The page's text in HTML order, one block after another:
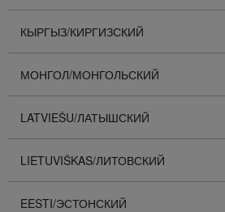
КЫРГЫЗ/КИРГИЗСКИЙ
МОНГОЛ/МОНГОЛЬСКИЙ
LATVIEŠU/ЛАТЫШСКИЙ
LIETUVIŠKAS/ЛИТОВСКИЙ
EESTI/ЭСТОНСКИЙ